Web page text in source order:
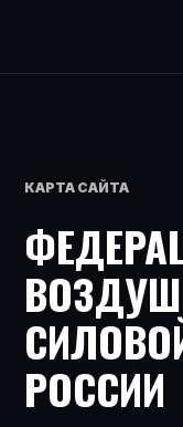
КАРТА САЙТА
РОССИИ